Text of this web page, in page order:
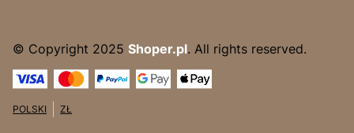
© Copyright 2025 Shoper.pl. All rights reserved.
POLSKI ZŁ